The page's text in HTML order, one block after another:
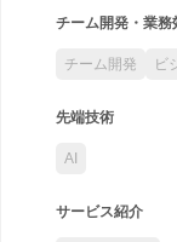
チーム開発・業務
チーム開発 ビ
先端技術
AI
サービス紹介